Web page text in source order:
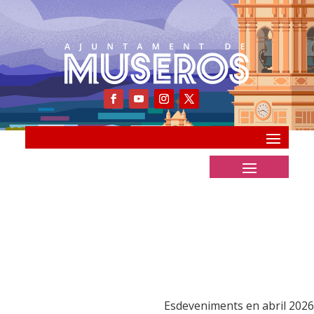
Esdeveniments en abril 2026